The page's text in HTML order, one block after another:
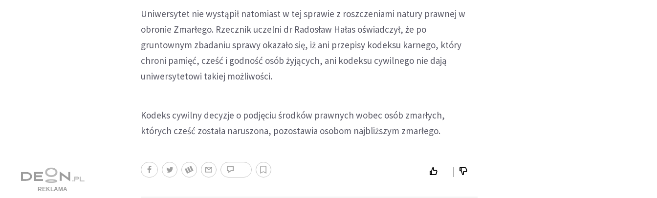
Uniwersytet nie wystąpił natomiast w tej sprawie z roszczeniami natury prawnej w
obronie Zmarłego. Rzecznik uczelni dr Radosław Hałas oświadczył, że po
gruntownym zbadaniu sprawy okazało się, iż ani przepisy kodeksu karnego, który
chroni pamięć, cześć i godność osób żyjących, ani kodeksu cywilnego nie dają
uniwersytetowi takiej możliwości.
Kodeks cywilny decyzje o podjęciu środków prawnych wobec osób zmarłych,
których cześć została naruszona, pozostawia osobom najbliższym zmarłego.